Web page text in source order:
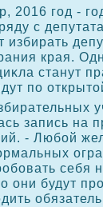
2016 год -
с
избирать
края.
станут
по
запись на
- Любой
себя
они будут